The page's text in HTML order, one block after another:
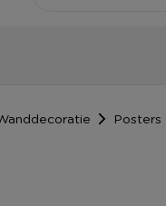
Posters